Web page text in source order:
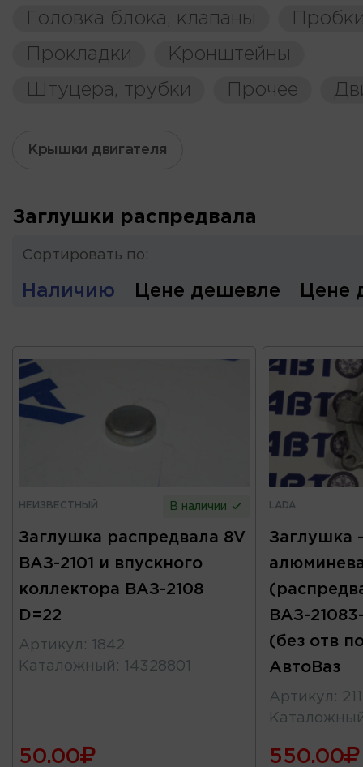
Головка блока, клапаны
Прокладки
Кронштейны
Штуцера, трубки
Прочее
Крышки двигателя
Заглушки распредвала
Сортировать по:
Наличию Цене дешевле Цене
НЕИЗВЕСТНЫЙ В наличии
Заглушка распредвала 8V
ВАЗ-2101 и впускного
коллектора ВАЗ-2108
D=22
Артикул :
1842
Каталожный : 14328801
50.00
LADA
Заглушка
ВАЗ-21083-
(без отв
АвтоВаз
Артикул :
550.00